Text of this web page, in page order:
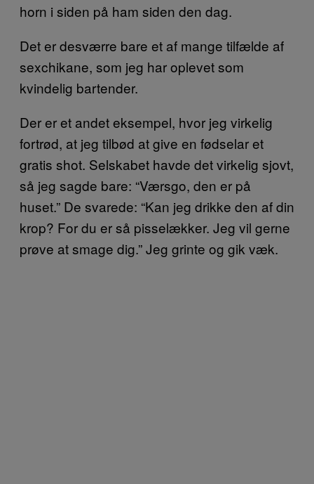
horn i siden på ham siden den dag.
Det er desværre bare et af mange tilfælde af
sexchikane, som jeg har oplevet som
kvindelig bartender.
Der er et andet eksempel, hvor jeg virkelig
fortrød, at jeg tilbød at give en fødselar et
gratis shot. Selskabet havde det virkelig sjovt,
så jeg sagde bare: “Værsgo, den er på
huset.” De svarede: “Kan jeg drikke den af din
krop? For du er så pisselækker. Jeg vil gerne
prøve at smage dig.” Jeg grinte og gik væk.